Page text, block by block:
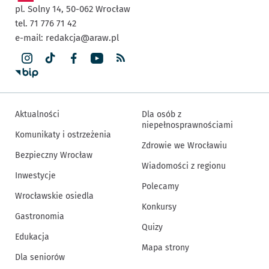
pl. Solny 14, 50-062 Wrocław
tel. 71 776 71 42
e-mail: redakcja@araw.pl
Aktualności
Komunikaty i ostrzeżenia
Bezpieczny Wrocław
Inwestycje
Wrocławskie osiedla
Gastronomia
Edukacja
Dla seniorów
Dla osób z
niepełnosprawnościami
Zdrowie we Wrocławiu
Wiadomości z regionu
Polecamy
Konkursy
Quizy
Mapa strony